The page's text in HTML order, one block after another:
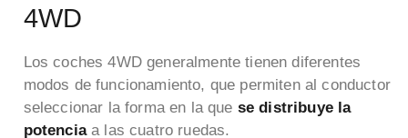
4WD
Los coches 4WD generalmente tienen diferentes
modos de funcionamiento, que permiten al conductor
seleccionar la forma en la que se distribuye la
potenciaa las cuatro ruedas.